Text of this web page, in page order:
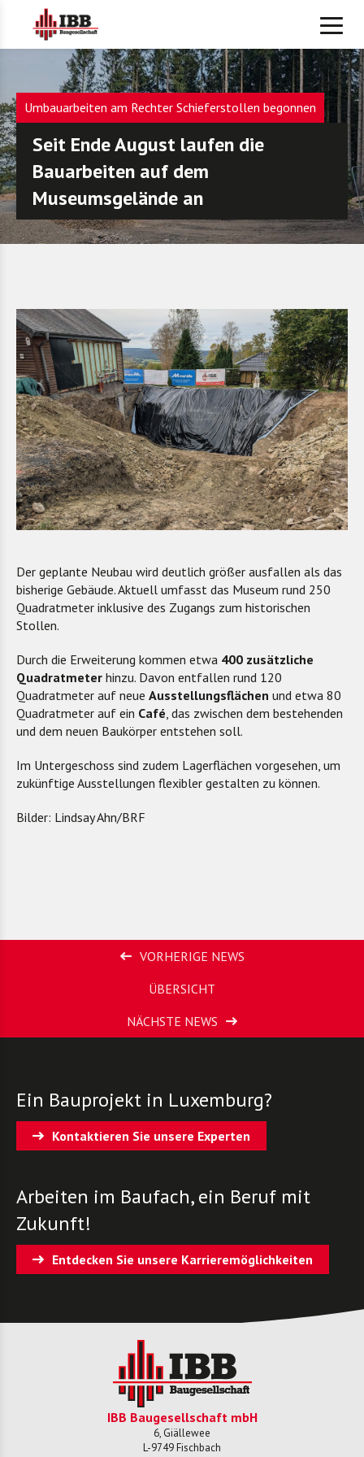
Umbauarbeiten am Rechter Schieferstollen begonnen
Seit Ende August laufen die
Bauarbeiten auf dem
Museumsgelände an
Der geplante Neubau wird deutlich größer ausfallen als das
bisherige Gebäude. Aktuell umfasst das Museum rund 250
Quadratmeter inklusive des Zugangs zum historischen
Stollen.
Durch die Erweiterung kommen etwa 400 zusätzliche
Quadratmeter hinzu. Davon entfallen rund 120
Quadratmeter auf neue Ausstellungsflächen und etwa 80
Quadratmeter auf ein Café , das zwischen dem bestehenden
und dem neuen Baukörper entstehen soll.
Im Untergeschoss sind zudem Lagerflächen vorgesehen, um
zukünftige Ausstellungen flexibler gestalten zu können.
Bilder: Lindsay Ahn/BRF
VORHERIGE NEWS
ÜBERSICHT
NÄCHSTE NEWS
Ein Bauprojekt in Luxemburg?
Kontaktieren Sie unsere Experten
Arbeiten im Baufach, ein Beruf mit
Zukunft!
Entdecken Sie unsere Karrieremöglichkeiten
IBB Baugesellschaft mbH
6, Giällewee
L-9749Fischbach